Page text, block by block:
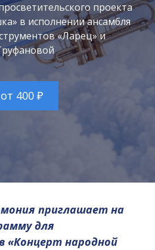
проекта
в исполнении ансамбля
«Ларец» и
400 ₽
приглашает на
для
«Концерт народной